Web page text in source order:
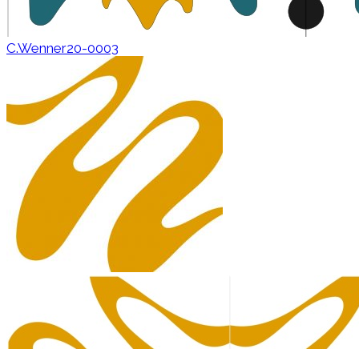
C.Wenner20-0003